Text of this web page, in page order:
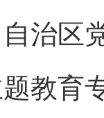
区党
教育